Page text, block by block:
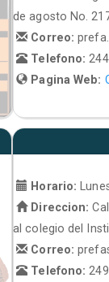
de agosto No.
Correo:
Telefono:
Pagina Web:
Horario:
Direccion:
al colegio del
Correo:
Telefono: